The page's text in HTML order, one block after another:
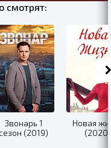
смотрят:
Звонарь 1
сезон (2019)
Новая
(2020)